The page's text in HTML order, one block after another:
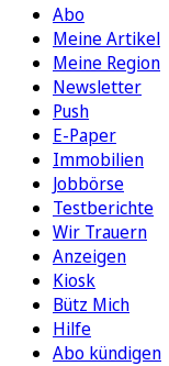
Abo
Meine Artikel
Meine Region
Newsletter
Push
E-Paper
Immobilien
Jobbörse
Testberichte
Wir Trauern
Anzeigen
Kiosk
Bütz Mich
Hilfe
Abo kündigen